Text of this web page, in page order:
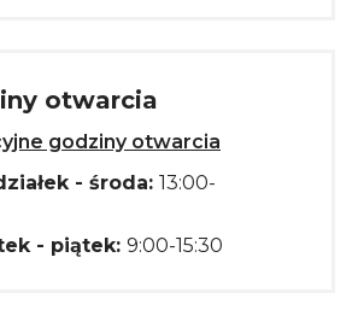
otwarcia
godziny otwarcia
- środa: 13:00-
- piątek: 9:00-15:30